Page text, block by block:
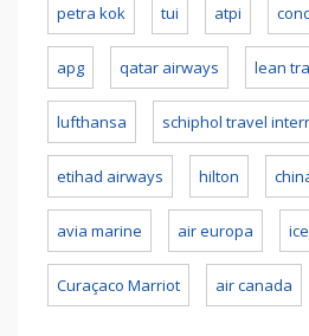
petra kok tui atpi
apg qatar airways lean
lufthansa schiphol travel
etihad airways hilton
avia marine air europa
Curaçaco Marriot air canada